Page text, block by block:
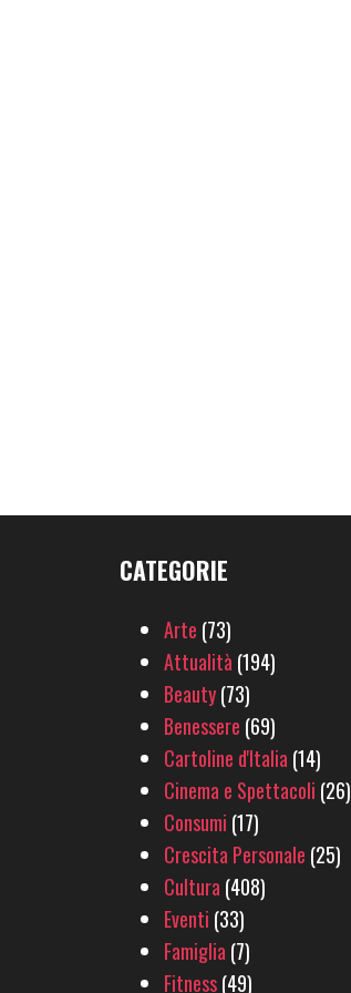
CATEGORIE
Arte (73)
Attualità (194)
Beauty(73)
Benessere (69)
Cartoline d'Italia (14)
Cinema e Spettacoli (26)
Consumi (17)
Crescita Personale (25)
Cultura (408)
Eventi (33)
Famiglia (7)
Fitness(49)